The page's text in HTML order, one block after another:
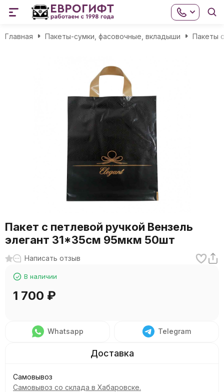
Главная Пакеты-сумки, фасовочные, вкладыши Пакеты
Пакет с петлевой ручкой Вензель
элегант 31*35см 95мкм 50шт
Написать отзыв
В наличии
1 700 ₽
Whatsapp Telegram
Самовывоз
Самовывоз со склада в Хабаровске.